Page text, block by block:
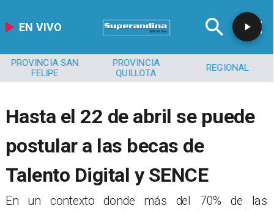
EN VIVO
PROVINCIA SAN
FELIPE
PROVINCIA
QUILLOTA
REGIONAL
Hasta el 22 de abril se puede
postular a las becas de
Talento Digital y SENCE
En un contexto donde más del 70% de las